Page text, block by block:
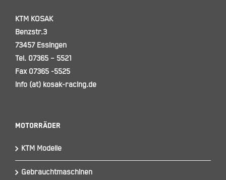
KTM KOSAK
Benzstr.3
73457 Essingen
Tel. 07365 – 5521
Fax 07365 -5525
info (at) kosak-racing.de
Motorräder
KTM Modelle
Gebrauchtmaschinen